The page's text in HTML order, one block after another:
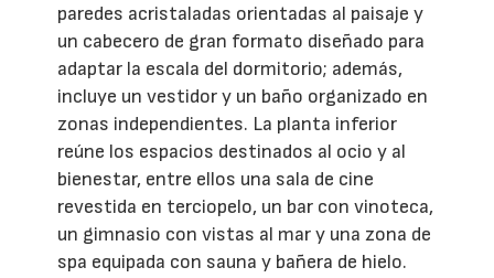
paredes acristaladas orientadas al paisaje y
un cabecero de gran formato diseñado para
adaptar la escala del dormitorio; además,
incluye un vestidor y un baño organizado en
zonas independientes. La planta inferior
reúne los espacios destinados al ocio y al
bienestar, entre ellos una sala de cine
revestida en terciopelo, un bar con vinoteca,
un gimnasio con vistas al mar y una zona de
spa equipada con sauna y bañera de hielo.